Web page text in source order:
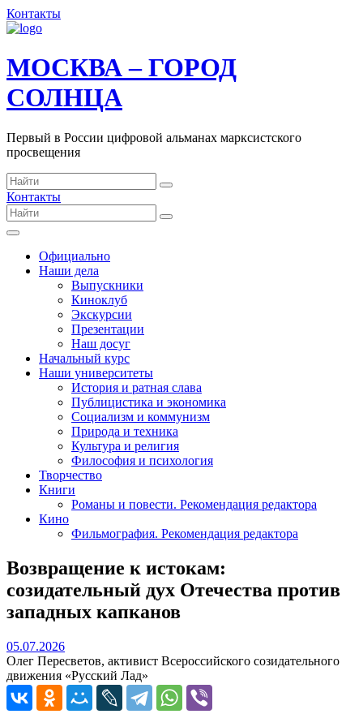
Контакты
МОСКВА – ГОРОД
СОЛНЦА
Первый в России цифровой альманах марксистского
просвещения
Контакты
Официально
Наши дела
Выпускники
Киноклуб
Экскурсии
Презентации
Наш досуг
Начальный курс
Наши университеты
История и ратная слава
Публицистика и экономика
Социализм и коммунизм
Природа и техника
Культура и религия
Философия и психология
Творчество
Книги
Романы и повести. Рекомендация редактора
Кино
Фильмография. Рекомендация редактора
Возвращение к истокам:
созидательный дух Отечества против
западных капканов
05.07.202605.07.2026
Олег Пересветов, активист Всероссийского созидательного
движения «Русский Лад»